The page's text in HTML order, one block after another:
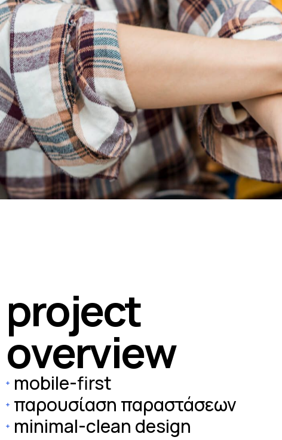
project
overview
mobile-first
παρουσίαση παραστάσεων
minimal-clean design